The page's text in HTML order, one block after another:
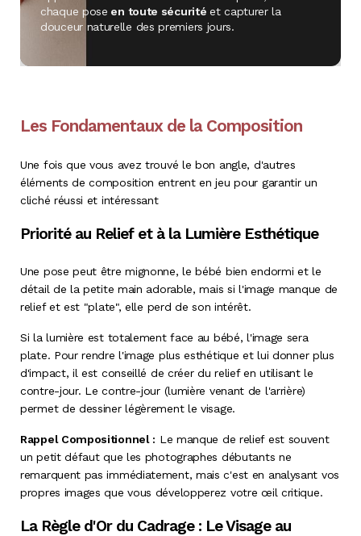
chaque pose en toute sécuritéet capturer la
douceur naturelle des premiers jours.
Les Fondamentaux de la Composition
Une fois que vous avez trouvé le bon angle, d'autres
éléments de composition entrent en jeu pour garantir un
cliché réussi et intéressant
Priorité au Relief et à la Lumière Esthétique
Une pose peut être mignonne, le bébé bien endormi et le
détail de la petite main adorable, mais si l'image manque de
relief et est "plate", elle perd de son intérêt.
Si la lumière est totalement face au bébé, l'image sera
plate. Pour rendre l'image plus esthétique et lui donner plus
d'impact, il est conseillé de créer du relief en utilisant le
contre-jour. Le contre-jour (lumière venant de l'arrière)
permet de dessiner légèrement le visage.
Rappel Compositionnel : Le manque de relief est souvent
un petit défaut que les photographes débutants ne
remarquent pas immédiatement, mais c'est en analysant vos
propres images que vous développerez votre œil critique.
La Règle d'Or du Cadrage : Le Visage au